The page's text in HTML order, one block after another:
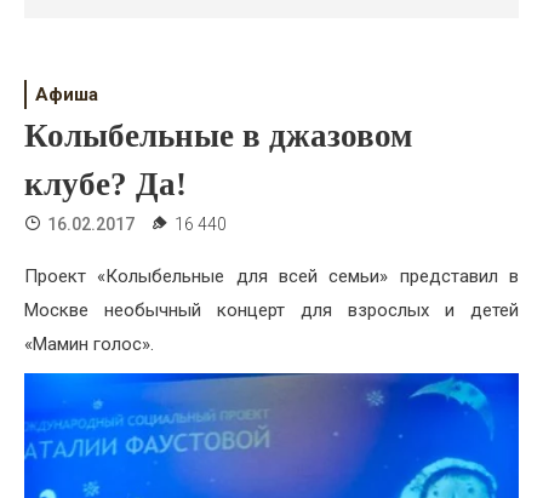
Свадьба
Жизнь
Хобби
Красота
Недвижимость
Афиша
Колыбельные в джазовом
клубе? Да!
16.02.2017 16 440
Проект «Колыбельные для всей семьи» представил в
Москве необычный концерт для взрослых и детей
«Мамин голос».